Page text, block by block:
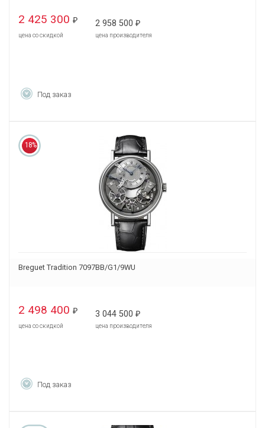
2 425 300 ₽
цена со скидкой
2 958 500 ₽
цена производителя
Под заказ
18%
Breguet Tradition 7097BB/G1/9WU
2 498 400 ₽
цена со скидкой
3 044 500 ₽
цена производителя
Под заказ